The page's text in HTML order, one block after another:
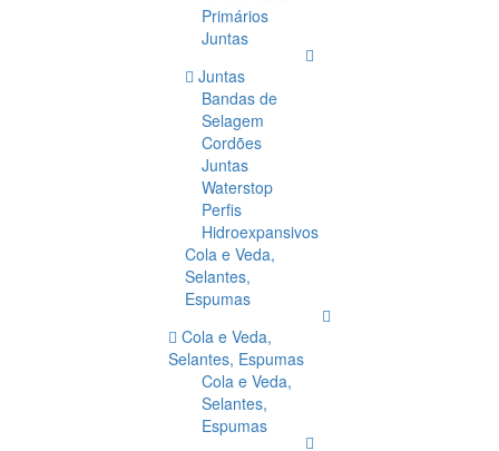
Primários
Juntas
Juntas
Bandas de
Selagem
Cordões
Juntas
Waterstop
Perfis
Hidroexpansivos
Cola e Veda,
Selantes,
Espumas
Cola e Veda,
Selantes, Espumas
Cola e Veda,
Selantes,
Espumas